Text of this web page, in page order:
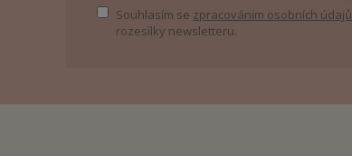
Souhlasím se zpracováním osobních údajů
rozesílky newsletteru.